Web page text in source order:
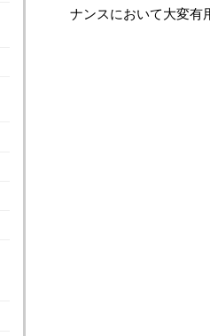
ナンスにおいて大変有